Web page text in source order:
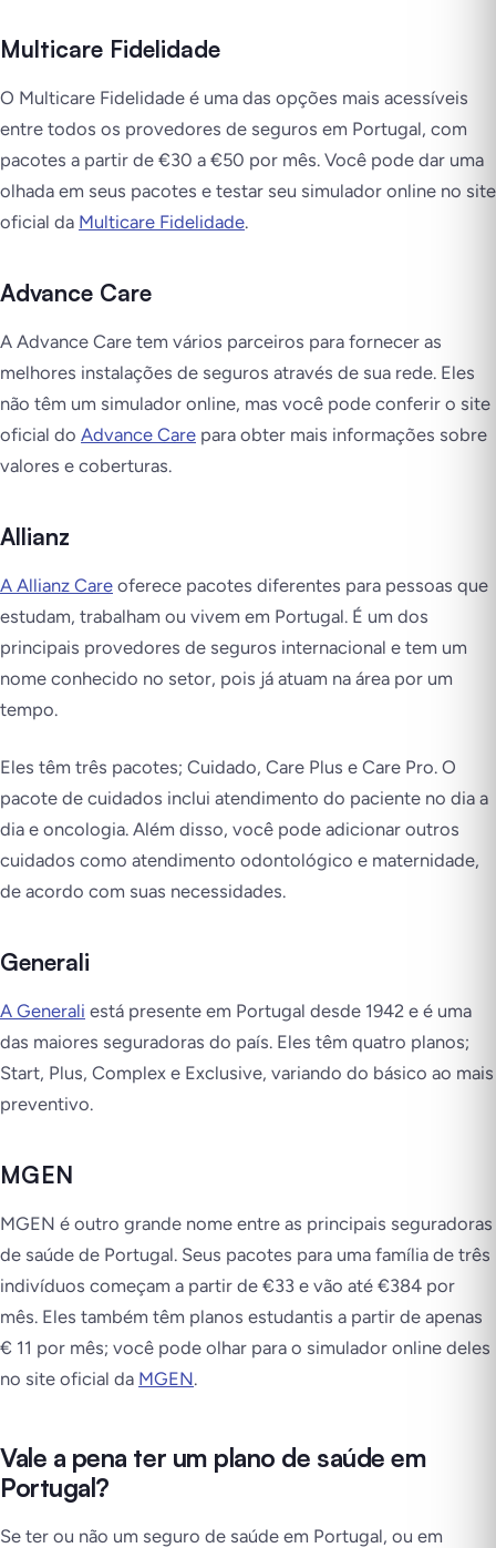
Multicare Fidelidade
O Multicare Fidelidade é uma das opções mais acessíveis
entre todos os provedores de seguros em Portugal, com
pacotes a partir de €30 a €50 por mês. Você pode dar uma
olhada em seus pacotes e testar seu simulador online no site
oficial da Multicare Fidelidade.
Advance Care
A Advance Care tem vários parceiros para fornecer as
melhores instalações de seguros através de sua rede. Eles
não têm um simulador online, mas você pode conferir o site
oficial do Advance Care para obter mais informações sobre
valores e coberturas.
Allianz
A Allianz Care oferece pacotes diferentes para pessoas que
estudam, trabalham ou vivem em Portugal. É um dos
principais provedores de seguros internacional e tem um
nome conhecido no setor, pois já atuam na área por um
tempo.
Eles têm três pacotes; Cuidado, Care Plus e Care Pro. O
pacote de cuidados inclui atendimento do paciente no dia a
dia e oncologia. Além disso, você pode adicionar outros
cuidados como atendimento odontológico e maternidade,
de acordo com suas necessidades.
Generali
A Generali está presente em Portugal desde 1942 e é uma
das maiores seguradoras do país. Eles têm quatro planos;
Start, Plus, Complex e Exclusive, variando do básico ao mais
preventivo.
MGEN
MGEN é outro grande nome entre as principais seguradoras
de saúde de Portugal. Seus pacotes para uma família de três
indivíduos começam a partir de €33 e vão até €384 por
mês. Eles também têm planos estudantis a partir de apenas
€ 11 por mês; você pode olhar para o simulador online deles
no site oficial da MGEN.
Vale a pena ter um plano de saúde em
Portugal?
Se ter ou não um seguro de saúde em Portugal, ou em